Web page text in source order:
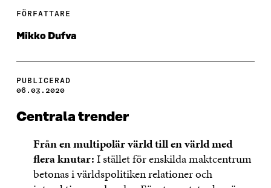
FÖRFATTARE
Mikko Dufva
PUBLICERAD
06.03.2020
Centrala trender
Från en multipolär värld till en värld med
flera knutar:I stället för enskilda maktcentrum
betonas i världspolitiken relationer och